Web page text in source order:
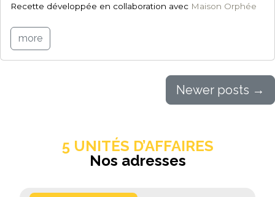
Recette développée en collaboration avec Maison Orphée
more
Newer posts →
5 UNITÉS D’AFFAIRES
Nos adresses